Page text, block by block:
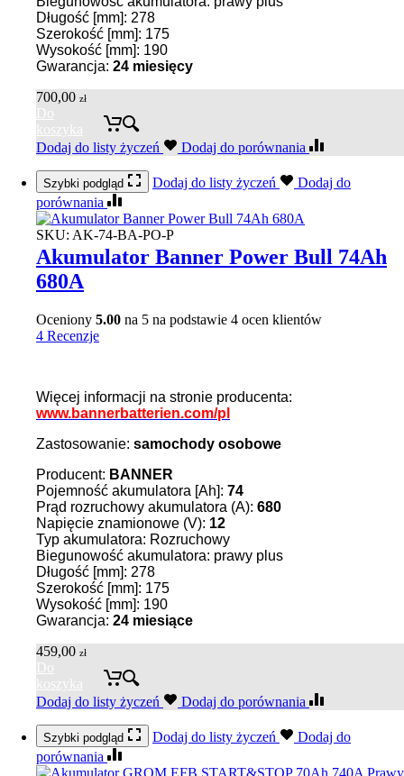
Długość [mm]: 278
Szerokość [mm]: 175
Wysokość [mm]: 190
Gwarancja: 24 miesięcy
700,00 zł
Do
koszyka
Dodaj do listy życzeń
Dodaj do porównania
Szybki podgląd Dodaj do listy życzeń
Dodaj do
porównania
SKU: AK-74-BA-PO-P
Akumulator Banner Power Bull 74Ah
680A
Oceniony 5.00 na 5 na podstawie 4 ocen klientów
4 Recenzje
Więcej informacji na stronie producenta:
www.bannerbatterien.com/pl
Zastosowanie: samochody osobowe
Producent: BANNER
Pojemność akumulatora [Ah]: 74
Prąd rozruchowy akumulatora (A): 680
Napięcie znamionowe (V): 12
Typ akumulatora: Rozruchowy
Biegunowość akumulatora: prawy plus
Długość [mm]: 278
Szerokość [mm]: 175
Wysokość [mm]: 190
Gwarancja: 24 miesiące
459,00 zł
Do
koszyka
Dodaj do listy życzeń
Dodaj do porównania
Szybki podgląd Dodaj do listy życzeń
Dodaj do
porównania